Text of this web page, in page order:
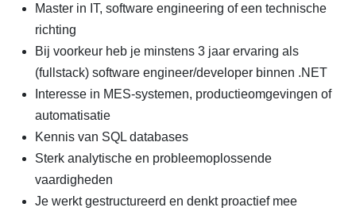
Master in IT, software engineering of een technische
richting
Bij voorkeur heb je minstens 3 jaar ervaring als
(fullstack) software engineer/developer binnen .NET
Interesse in MES-systemen, productieomgevingen of
automatisatie
Kennis van SQL databases
Sterk analytische en probleemoplossende
vaardigheden
Je werkt gestructureerd en denkt proactief mee